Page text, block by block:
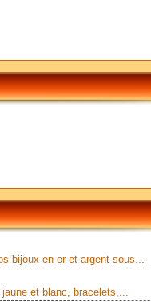
bijoux en or et argent sous...
et blanc, bracelets,...